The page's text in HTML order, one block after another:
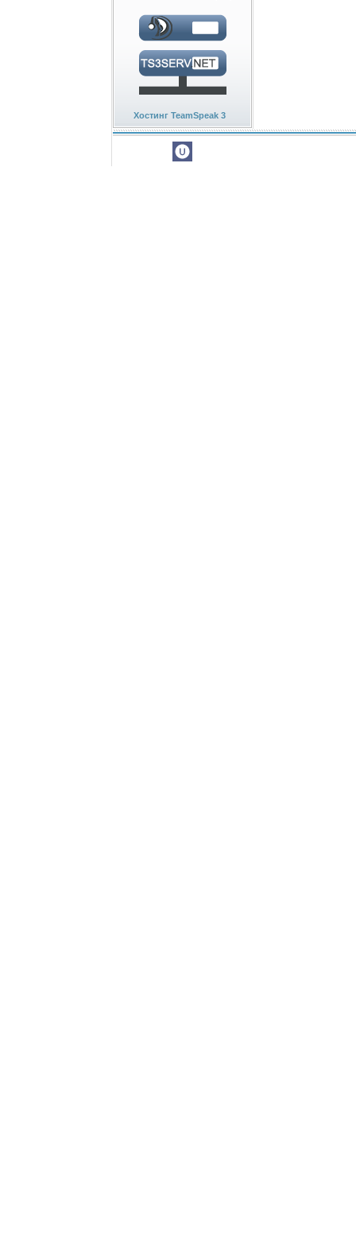
Хостинг TeamSpeak 3